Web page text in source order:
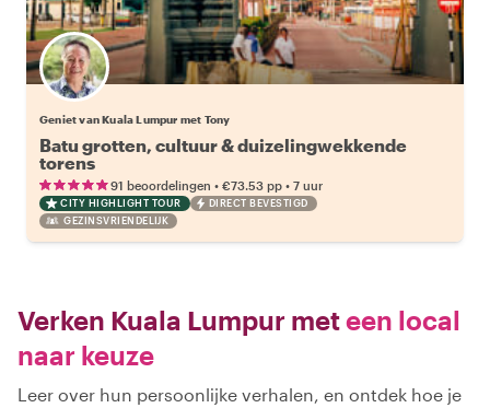
Geniet van Kuala Lumpur met Tony
Batu grotten, cultuur & duizelingwekkende
torens
91 beoordelingen • €73.53 pp • 7 uur
CITY HIGHLIGHT TOUR
DIRECT BEVESTIGD
GEZINSVRIENDELIJK
Verken Kuala Lumpur meteen local
naar keuze
Leer over hun persoonlijke verhalen, en ontdek hoe je